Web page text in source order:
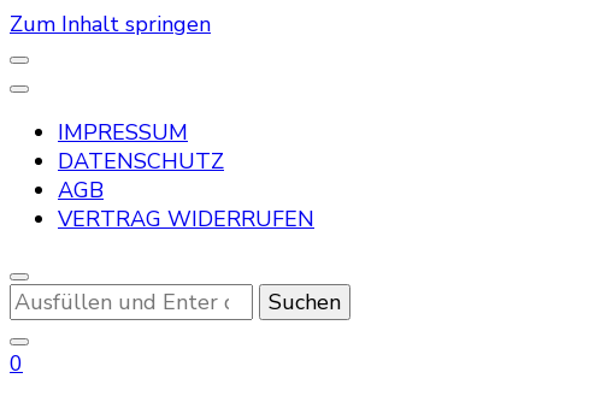
Zum Inhalt springen
IMPRESSUM
DATENSCHUTZ
AGB
VERTRAG WIDERRUFEN
Suchst
du
nach
0